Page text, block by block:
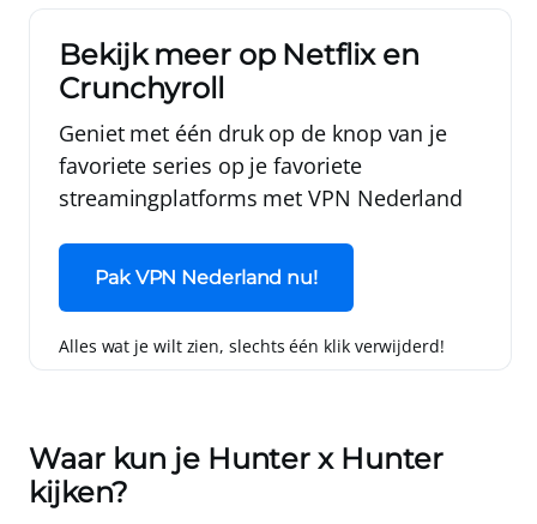
Bekijk meer op Netflix en
Crunchyroll
Geniet met één druk op de knop van je
favoriete series op je favoriete
streamingplatforms metVPN Nederland
Pak VPN Nederland nu!
Alles wat je wilt zien, slechts één klik verwijderd!
Waar kun je Hunter x Hunter
kijken?